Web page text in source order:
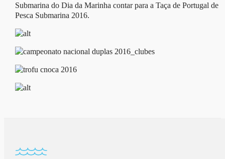
Submarina do Dia da Marinha contar para a Taça de Portugal de
Pesca Submarina 2016.